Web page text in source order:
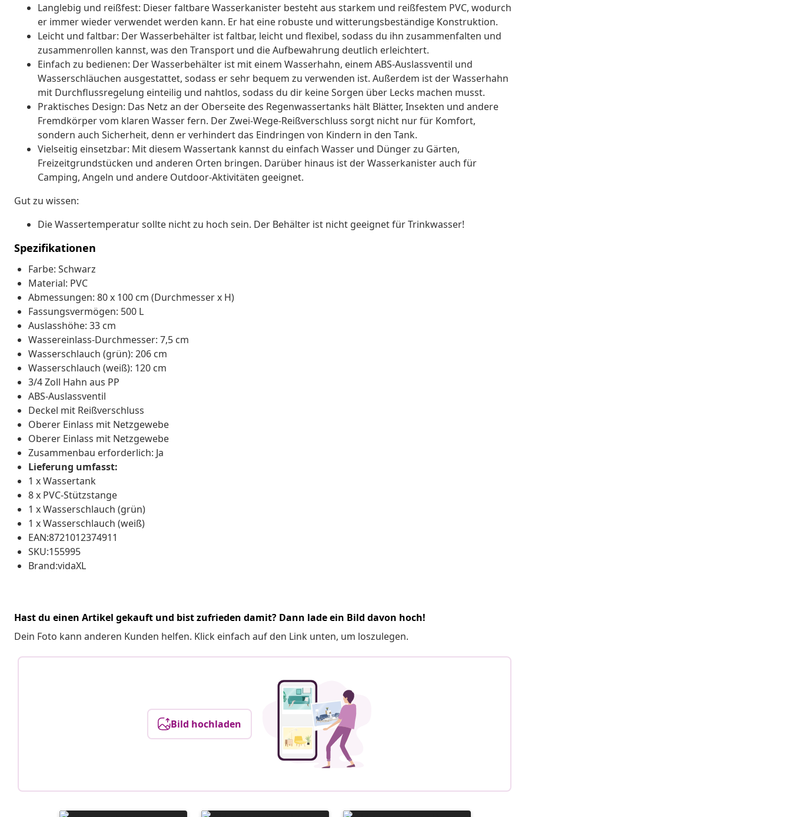
Langlebig und reißfest: Dieser faltbare Wasserkanister besteht aus starkem und reißfestem PVC, wodurch
er immer wieder verwendet werden kann. Er hat eine robuste und witterungsbeständige Konstruktion.
Leicht und faltbar: Der Wasserbehälter ist faltbar, leicht und flexibel, sodass du ihn zusammenfalten und
zusammenrollen kannst, was den Transport und die Aufbewahrung deutlich erleichtert.
Einfach zu bedienen: Der Wasserbehälter ist mit einem Wasserhahn, einem ABS-Auslassventil und
Wasserschläuchen ausgestattet, sodass er sehr bequem zu verwenden ist. Außerdem ist der Wasserhahn
mit Durchflussregelung einteilig und nahtlos, sodass du dir keine Sorgen über Lecks machen musst.
Praktisches Design: Das Netz an der Oberseite des Regenwassertanks hält Blätter, Insekten und andere
Fremdkörper vom klaren Wasser fern. Der Zwei-Wege-Reißverschluss sorgt nicht nur für Komfort,
sondern auch Sicherheit, denn er verhindert das Eindringen von Kindern in den Tank.
Vielseitig einsetzbar: Mit diesem Wassertank kannst du einfach Wasser und Dünger zu Gärten,
Freizeitgrundstücken und anderen Orten bringen. Darüber hinaus ist der Wasserkanister auch für
Camping, Angeln und andere Outdoor-Aktivitäten geeignet.
Gut zu wissen:
Die Wassertemperatur sollte nicht zu hoch sein. Der Behälter ist nicht geeignet für Trinkwasser!
Spezifikationen
Farbe: Schwarz
Material: PVC
Abmessungen: 80 x 100 cm (Durchmesser x H)
Fassungsvermögen: 500 L
Auslasshöhe: 33 cm
Wassereinlass-Durchmesser: 7,5 cm
Wasserschlauch (grün): 206 cm
Wasserschlauch (weiß): 120 cm
3/4 Zoll Hahn aus PP
ABS-Auslassventil
Deckel mit Reißverschluss
Oberer Einlass mit Netzgewebe
Oberer Einlass mit Netzgewebe
Zusammenbau erforderlich: Ja
Lieferung umfasst:
1 x Wassertank
8 x PVC-Stützstange
1 x Wasserschlauch (grün)
1 x Wasserschlauch (weiß)
EAN:8721012374911
SKU:155995
Brand:vidaXL
Hast du einen Artikel gekauft und bist zufrieden damit? Dann lade ein Bild davon hoch!
Dein Foto kann anderen Kunden helfen. Klick einfach auf den Link unten, um loszulegen.
Bild hochladen